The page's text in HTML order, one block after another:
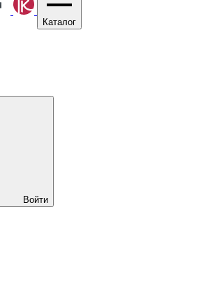
Каталог
Войти